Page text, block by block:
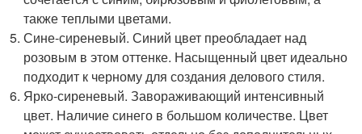
также теплыми цветами.
Сине-сиреневый. Синий цвет преобладает над
розовым в этом оттенке. Насыщенный цвет идеально
подходит к черному для создания делового стиля.
Ярко-сиреневый. Завораживающий интенсивный
цвет. Наличие синего в большом количестве. Цвет